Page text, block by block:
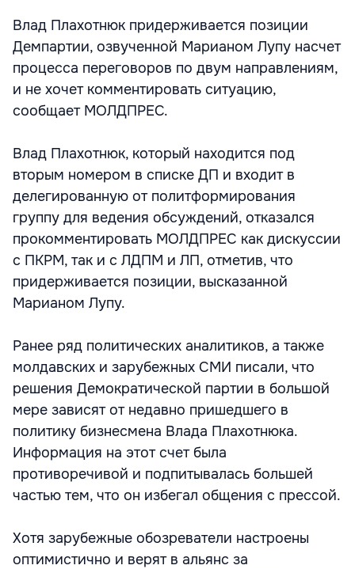
Влад Плахотнюк придерживается позиции
Демпартии, озвученной Марианом Лупу насчет
процесса переговоров по двум направлениям,
и не хочет комментировать ситуацию,
сообщает МОЛДПРЕС.
Влад Плахотнюк, который находится под
вторым номером в списке ДП и входит в
делегированную от политформирования
группу для ведения обсуждений, отказался
прокомментировать МОЛДПРЕС как дискуссии
с ПКРМ, так и с ЛДПМ и ЛП, отметив, что
придерживается позиции, высказанной
Марианом Лупу.
Ранее ряд политических аналитиков, а также
молдавских и зарубежных СМИ писали, что
решения Демократической партии в большой
мере зависят от недавно пришедшего в
политику бизнесмена Влада Плахотнюка.
Информация на этот счет была
противоречивой и подпитывалась большей
частью тем, что он избегал общения с прессой.
Хотя зарубежные обозреватели настроены
оптимистично и верят в альянс за